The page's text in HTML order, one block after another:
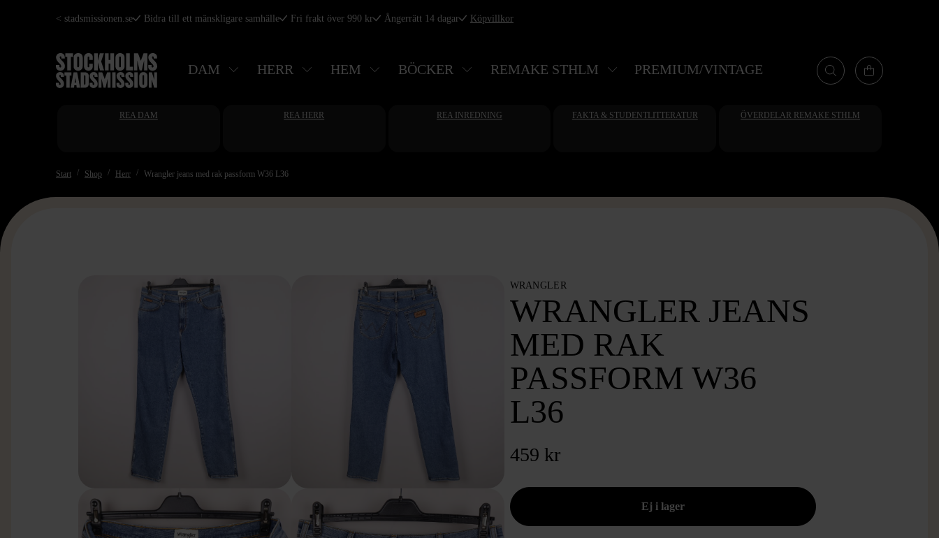
Hoppa
huvudinnehåll
< stadsmissionen.se Bidra till ett mänskligare samhälle Fri frakt över 990 kr Ångerrätt 14 dagar Köpvillkor
DAM HERR HEM BÖCKER REMAKE STHLM PREMIUM/VINTAGE
REA DAM REA HERR REA INREDNING FAKTA & STUDENTLITTERATUR ÖVERDELAR REMAKE STHLM
Start Shop Herr Wrangler jeans med rak passform W36 L36
WRANGLER
WRANGLER JEANS
MED RAK
PASSFORM W36
L36
459 kr